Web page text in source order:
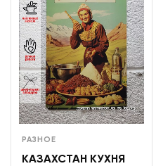
РАЗНОЕ
КАЗАХСТАН КУХНЯ